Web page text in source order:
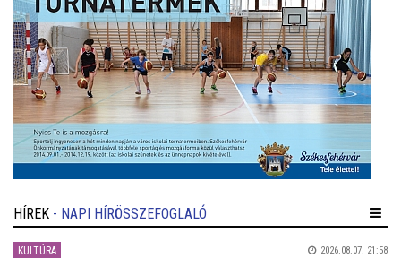
HÍREK - NAPI HÍRÖSSZEFOGLALÓ
KULTÚRA 2026.08.07. 21:58